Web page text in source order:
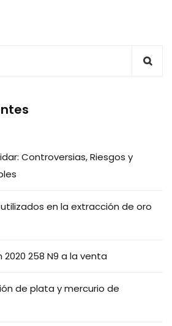
Controversias, Riesgos y
en la extracción de oro
258 N9 a la venta
de plata y mercurio de